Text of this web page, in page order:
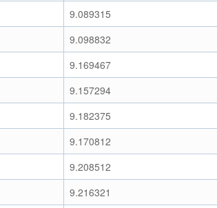
9.089315
9.098832
9.169467
9.157294
9.182375
9.170812
9.208512
9.216321